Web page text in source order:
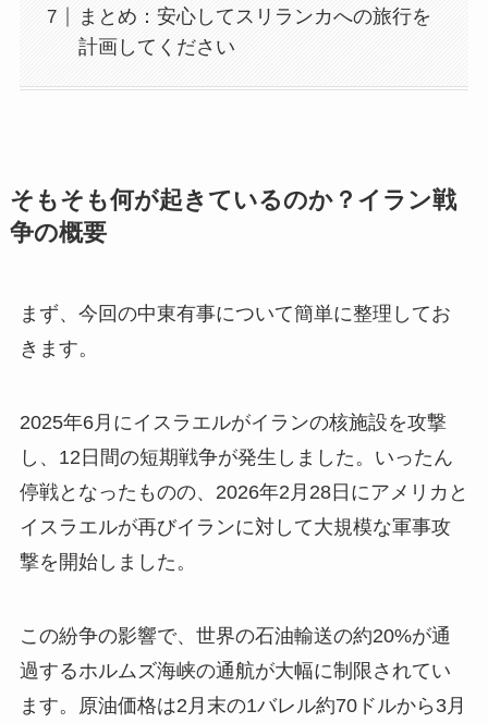
まとめ：安心してスリランカへの旅行を
計画してください
そもそも何が起きているのか？イラン戦
争の概要
まず、今回の中東有事について簡単に整理してお
きます。
2025年6月にイスラエルがイランの核施設を攻撃
し、12日間の短期戦争が発生しました。いったん
停戦となったものの、2026年2月28日にアメリカと
イスラエルが再びイランに対して大規模な軍事攻
撃を開始しました。
この紛争の影響で、世界の石油輸送の約20%が通
過するホルムズ海峡の通航が大幅に制限されてい
ます。原油価格は2月末の1バレル約70ドルから3月